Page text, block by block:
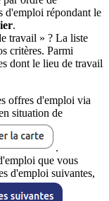
d'emploi répondant le
.
travail » ? La liste
critères. Parmi
dont le lieu de travail
offres d'emploi via
situation de
.
que vous
d'emploi suivantes,